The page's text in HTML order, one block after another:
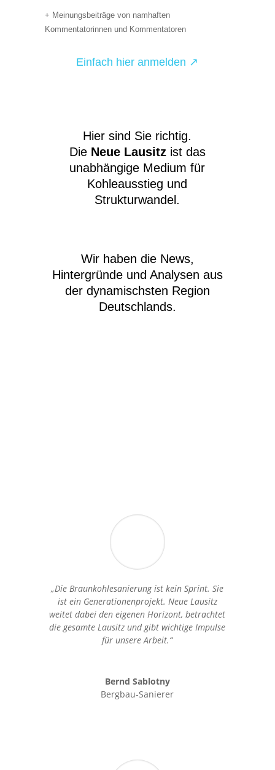
+ Meinungsbeiträge von namhaften
Kommentatorinnen und Kommentatoren
Einfach hier anmelden ↗
Hier sind Sie richtig.
Die Neue Lausitzist das
unabhängige Medium für
Kohleausstieg und
Strukturwandel.
Wir haben die News,
Hintergründe und Analysen aus
der dynamischsten Region
Deutschlands.
„Die Braunkohlesanierung ist kein Sprint. Sie
ist ein Generationenprojekt. Neue Lausitz
weitet dabei den eigenen Horizont, betrachtet
die gesamte Lausitz und gibt wichtige Impulse
für unsere Arbeit.“
Bernd Sablotny
Bergbau-Sanierer